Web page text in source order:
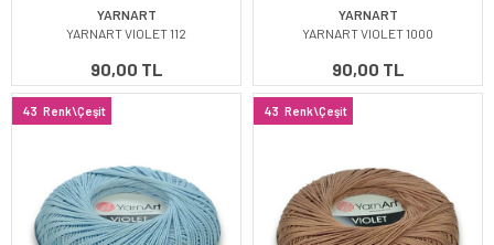
YARNART
YARNART VIOLET 112
90,00 TL
YARNART
YARNART VIOLET 1000
90,00 TL
43 Renk\Çeşit 43 Renk\Çeşit